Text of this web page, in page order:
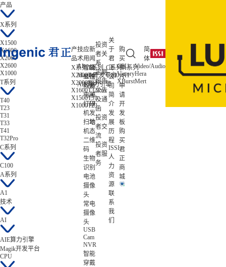
产
品
X系列
X2600
X2000
X1600
X1500
X1000
T系列
T41
T33
T32Pro
T31
T23
C系列
C100
A系列
A1
技
术
AI
Magik开发平台
AIE算力引擎
CPU
Victory
XBurst
Video/Audio
Hera
Mert
ISP/AISP
Tiziano
低功耗
Zeratul
Atlas
应
用
智能
显控
教育
电子
打印
机
扫地
机
二维
码
生物
识别
电池
摄像
头
常电
摄像
头
USB
Cam
NVR
智能
穿戴
新
闻
公
司
新
闻
研
发
动
态
投资
者关
系
定期
报告
公告
及通
函
投资
者交
流
投资
者服
务
关
于
君
正
公
司
简
介
发
展
历
程
ISSI
人
力
资
源
联
系
我
们
购
买
样
片
申
请
开
发
板
购
买
君
正
商
城
简
体
产品
X系列
X1500
X1600
X2000
X2600
X1000
T系列
T40
T23
T31
T33
T41
T32Pro
C系列
C100
A系列
A1
技术
AI
AIE算力引擎
Magik开发平台
CPU